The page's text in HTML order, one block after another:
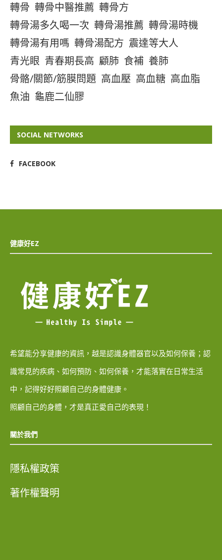
轉骨 轉骨中醫推薦 轉骨方
轉骨湯多久喝一次 轉骨湯推薦 轉骨湯時機
轉骨湯有用嗎 轉骨湯配方 震達等大人
青光眼 青春期長高 顧肺 食補 養肺
骨骼/關節/筋膜問題 高血壓 高血糖 高血脂
魚油 龜鹿二仙膠
SOCIAL NETWORKS
FACEBOOK
健康好EZ
希望能分享健康的資訊，越是認識身體器官以及如何保養；認
識常見的疾病、如何預防、如何保養，才能落實在日常生活
中，記得好好照顧自己的身體健康。
照顧自己的身體，才是真正愛自己的表現！
關於我們
隱私權政策
著作權聲明